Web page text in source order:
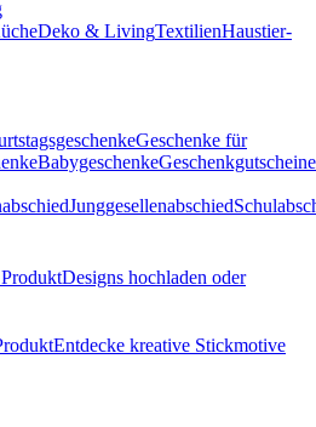
Deko & LivingTextilienHaustier-
Geschenke für
BabygeschenkeGeschenkgutscheine
Junggesellenabschied
Designs hochladen oder
Entdecke kreative Stickmotive